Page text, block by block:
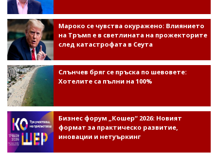
Мароко се чувства окуражено: Влиянието
на Тръмп е в светлината на прожекторите
след катастрофата в Сеута
Слънчев бряг се пръска по шевовете:
Хотелите са пълни на 100%
Бизнес форум „Кошер“ 2026: Новият
формат за практическо развитие,
иновации и нетуъркинг